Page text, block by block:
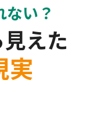
ない？
えた
実